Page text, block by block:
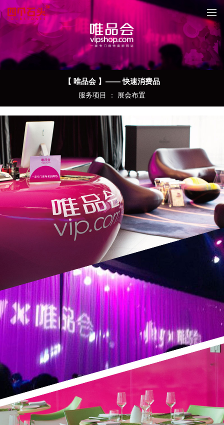
【 唯品会 】—— 快速消费品
服务项目 ： 展会布置